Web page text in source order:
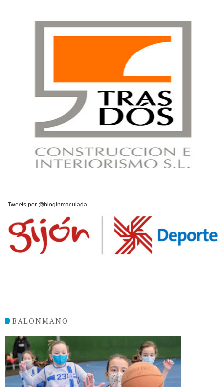
Tweets por @bloginmaculada
BALONMANO